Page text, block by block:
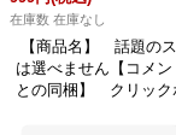
在庫数 在庫なし
【商品名】 話題の
は選べません【コメ
との同梱】 クリッ